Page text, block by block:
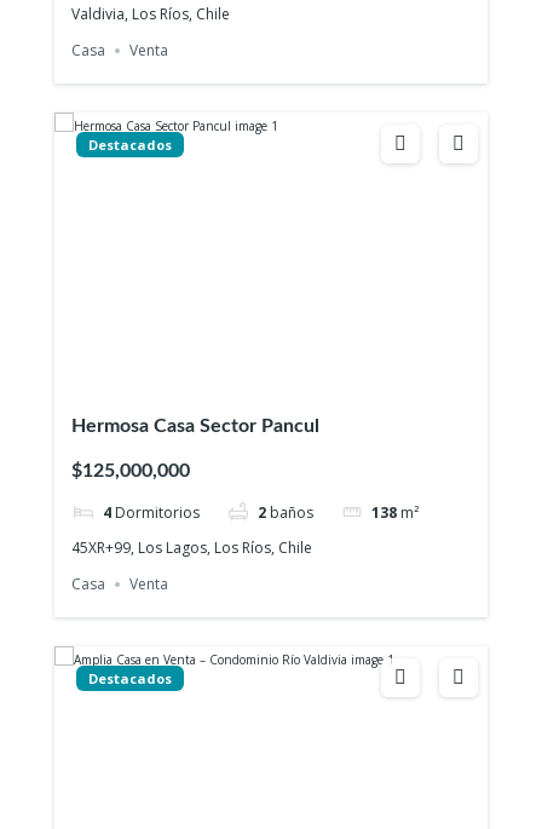
Valdivia, Los Ríos, Chile
Casa
Venta
Destacados
Hermosa Casa Sector Pancul
$125,000,000
4 Dormitorios 2 baños 138 m²
45XR+99, Los Lagos, Los Ríos, Chile
Casa
Venta
Destacados